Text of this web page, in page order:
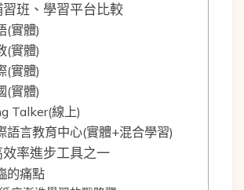
班、學習平台比較
(實體)
(實體)
(實體)
(實體)
Talker(線上)
語言教育中心(實體+混合學習)
率進步工具之一
的痛點